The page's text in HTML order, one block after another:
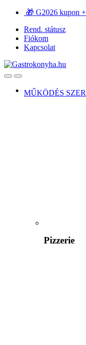
Ugrás
navigációhoz
Ugrás
tartalomra
🎁 G2026 kupon
Rend. státusz
Fiókom
Kapcsolat
OpenClose
MŰKÖDÉS
Pizzerie